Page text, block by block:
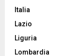
Italia
Lazio
Liguria
Lombardia